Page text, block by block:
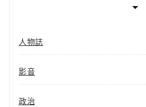
人物誌
影音
政治